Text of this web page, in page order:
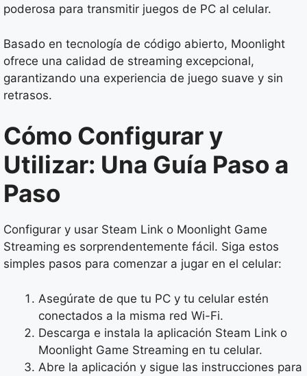
poderosa para transmitir juegos de PC al celular.
Basado en tecnología de código abierto, Moonlight
ofrece una calidad de streaming excepcional,
garantizando una experiencia de juego suave y sin
retrasos.
Cómo Configurar y
Utilizar: Una Guía Paso a
Paso
Configurar y usar Steam Link o Moonlight Game
Streaming es sorprendentemente fácil. Siga estos
simples pasos para comenzar a jugar en el celular:
Asegúrate de que tu PC y tu celular estén
conectados a la misma red Wi-Fi.
Descarga e instala la aplicación Steam Link o
Moonlight Game Streaming en tu celular.
Abre la aplicación y sigue las instrucciones para